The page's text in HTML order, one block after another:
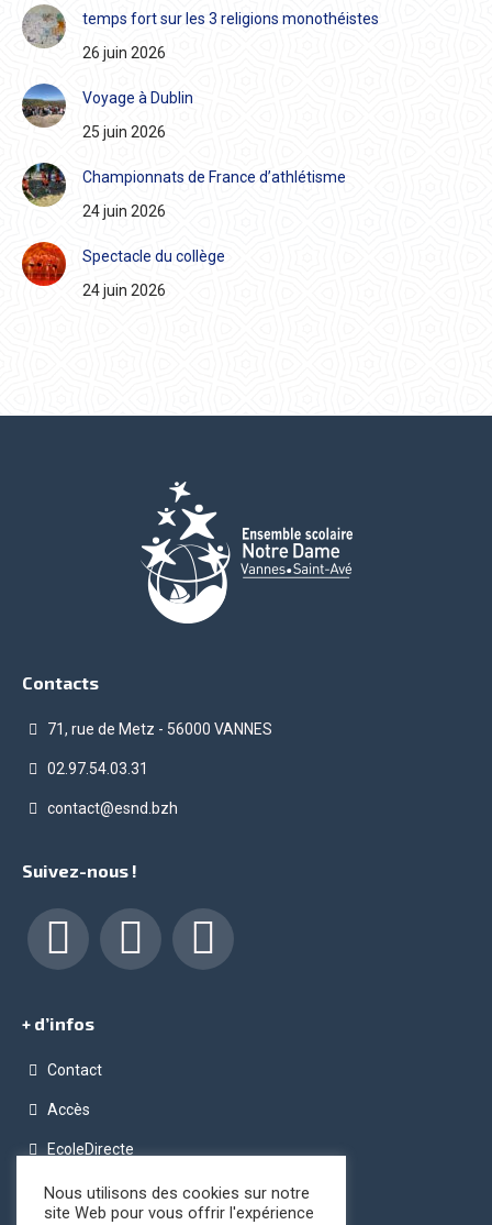
temps fort sur les 3 religions monothéistes
26 juin 2026
Voyage à Dublin
25 juin 2026
Championnats de France d’athlétisme
24 juin 2026
Spectacle du collège
24 juin 2026
Contacts
71, rue de Metz - 56000 VANNES
02.97.54.03.31
contact@esnd.bzh
Suivez-nous !
Facebook LinkedIn Instagram
+ d’infos
Contact
Accès
EcoleDirecte
Programme OPC (Ordinateur Pour Chacun)
Nous utilisons des cookies sur notre
site Web pour vous offrir l'expérience